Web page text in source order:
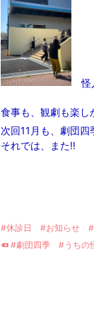
怪
食事も、観劇も楽し
次回11月も、劇団
それでは、また‼
#休診日 #お知らせ
#劇団四季
#うちの